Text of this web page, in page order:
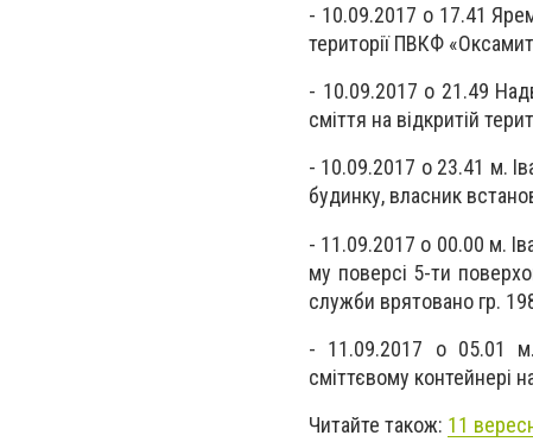
- 10.09.2017 о 17.41
території ПВКФ
- 10.09.2017 о 21.49
сміття на відкритій
- 10.09.2017 о 23.41 м.
будинку, власник
- 11.09.2017 о 00.00 м.
му поверсі 5-ти
служби врятовано гр.
- 11.09.2017 о 05.01 м.
сміттєвому контейнері
Читайте також: 11